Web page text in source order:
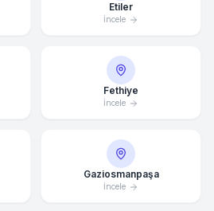
Etiler
İncele
Fethiye
İncele
Gaziosmanpaşa
İncele
Ortalama Yanıt Süresi: 15 Dakika